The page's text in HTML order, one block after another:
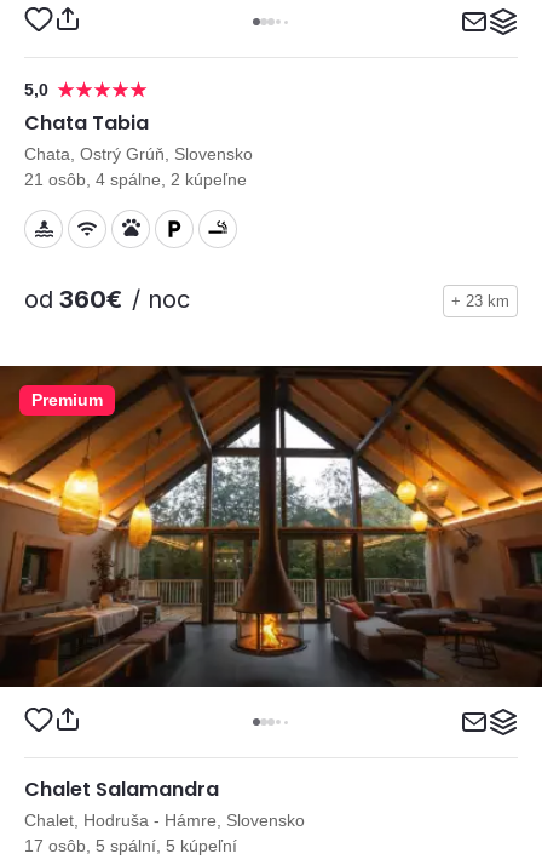
5,0
Chata Tabia
Chata, Ostrý Grúň, Slovensko
21 osôb, 4 spálne, 2 kúpeľne
od 360€ / noc + 23 km
Chalet Salamandra
Chalet, Hodruša - Hámre, Slovensko
17 osôb, 5 spální, 5 kúpeľní
Premium